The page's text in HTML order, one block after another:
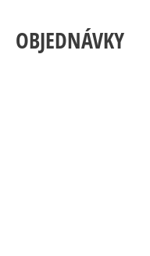
OBJEDNÁVKY